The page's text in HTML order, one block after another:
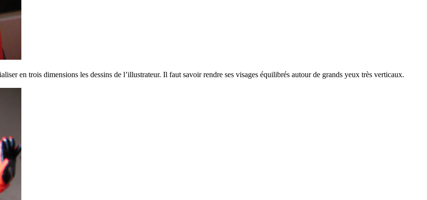
en trois dimensions les dessins de l’illustrateur. Il faut savoir rendre ses visages équilibrés autour de grands yeux très verticaux.